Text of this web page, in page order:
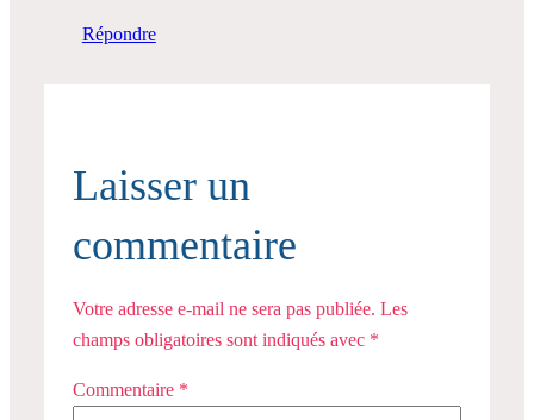
Répondre
Laisser un
commentaire
Votre adresse e-mail ne sera pas publiée. Les
champs obligatoires sont indiqués avec *
Commentaire *